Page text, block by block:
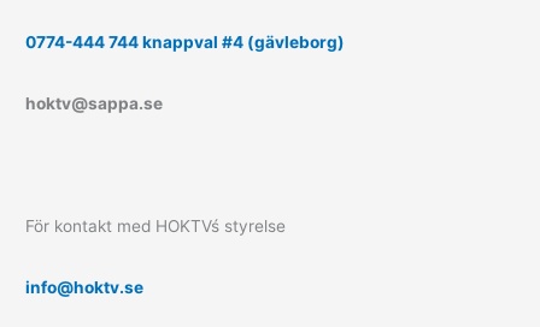
0774-444 744 knappval #4 (gävleborg)
hoktv@sappa.se
För kontakt med HOKTVś styrelse
info@hoktv.se